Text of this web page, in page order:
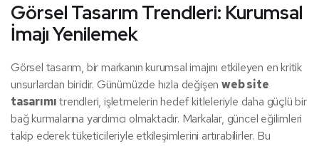
Görsel Tasarım Trendleri: Kurumsal
İmajı Yenilemek
Görsel tasarım, bir markanın kurumsal imajını etkileyen en kritik
unsurlardan biridir. Günümüzde hızla değişenweb site
tasarımıtrendleri, işletmelerin hedef kitleleriyle daha güçlü bir
bağ kurmalarına yardımcı olmaktadır. Markalar, güncel eğilimleri
takip ederek tüketicileriyle etkileşimlerini artırabilirler. Bu